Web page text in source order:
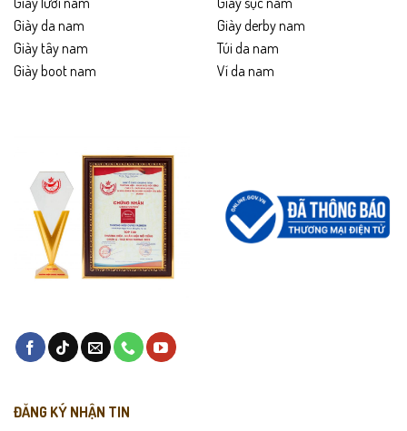
Giày da nam
Giày tây nam
Giày boot nam
Giày derby nam
Túi da nam
Ví da nam
ĐĂNG KÝ NHẬN TIN